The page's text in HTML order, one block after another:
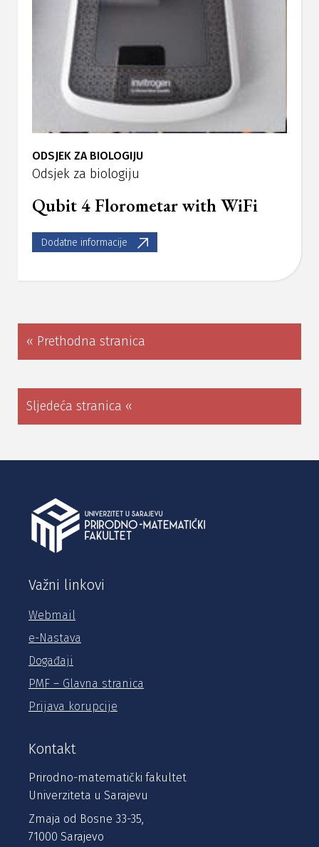
ODSJEK ZA BIOLOGIJU
Odsjek za biologiju
Qubit 4 Florometar with WiFi
Dodatne informacije
« Prethodna stranica
Sljedeća stranica «
Važni linkovi
Webmail
e-Nastava
Događaji
PMF – Glavna stranica
Prijava korupcije
Kontakt
Prirodno-matematički fakultet
Univerziteta u Sarajevu
Zmaja od Bosne 33-35,
71000 Sarajevo